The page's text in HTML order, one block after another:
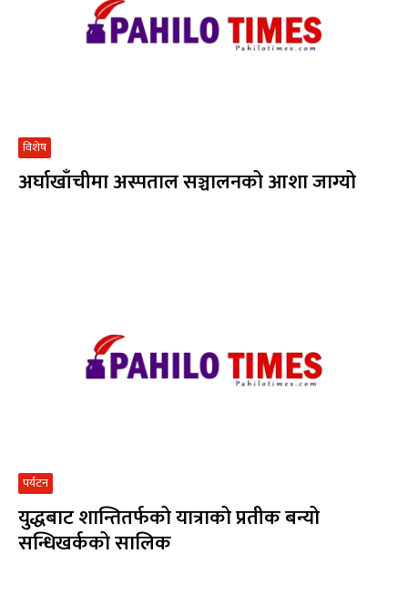
विशेष
अर्घाखाँचीमा अस्पताल सञ्चालनको आशा जाग्यो
पर्यटन
युद्धबाट शान्तितर्फको यात्राको प्रतीक बन्यो
सन्धिखर्कको सालिक